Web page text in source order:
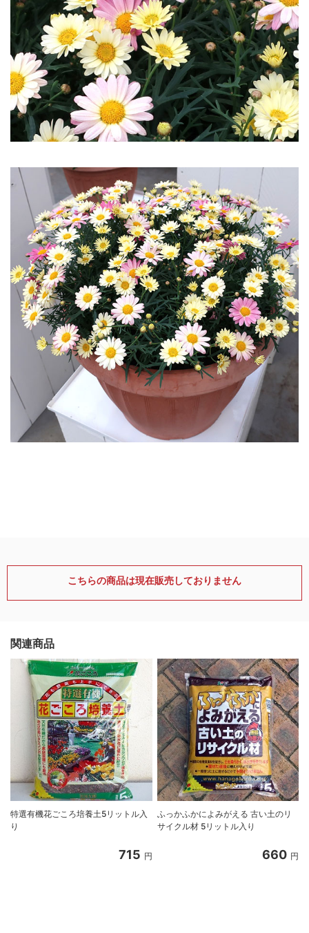
こちらの商品は現在販売しておりません
関連商品
特選有機花ごころ培養土5リットル入
り
715 円
ふっかふかによみがえる 古い土のリ
サイクル材 5リットル入り
660 円